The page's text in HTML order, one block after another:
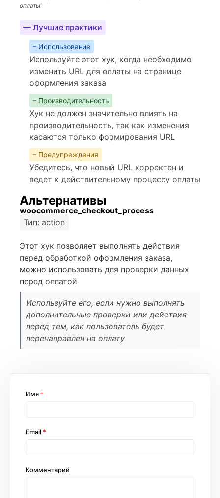
оплаты’
— Лучшие практики
– Использование
Используйте этот хук, когда необходимо
изменить URL для оплаты на странице
оформления заказа
– Производительность
Хук не должен значительно влиять на
производительность, так как изменения
касаются только формирования URL
– Предупреждения
Убедитесь, что новый URL корректен и
ведет к действительному процессу оплаты
Альтернативы
woocommerce_checkout_process
Тип: action
Этот хук позволяет выполнять действия
перед обработкой оформления заказа,
можно использовать для проверки данных
перед оплатой
Используйте его, если нужно выполнять
дополнительные проверки или действия
перед тем, как пользователь будет
перенаправлен на оплату
Комментарий
Имя *
Email *